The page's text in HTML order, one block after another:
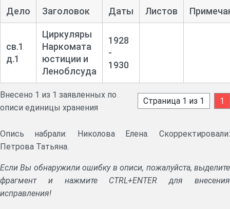
Дело Заголовок Даты Листов
св.1
д.1
Циркуляры
Наркомата
юстиции и
Леноблсуда
1928
-
1930
Внесено 1 из 1 заявленных по
описи единицы хранения
Страница 1 из 1 1
Опись набрали: Николова Елена. Скорректировали:
Петрова Татьяна.
Если Вы обнаружили ошибку в описи, пожалуйста, выделите
фрагмент и нажмите CTRL+ENTER для внесения
исправления!